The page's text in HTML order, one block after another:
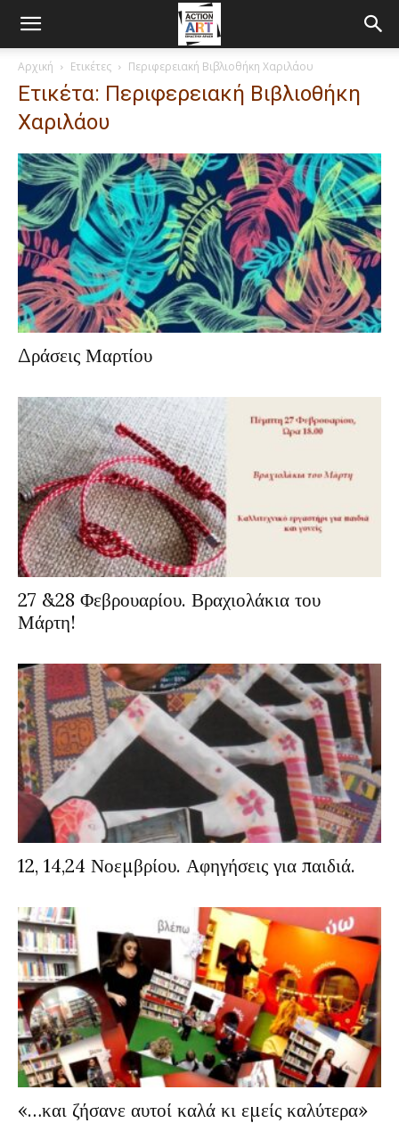
Αρχική Ετικέτες Περιφερειακή Βιβλιοθήκη Χαριλάου
Ετικέτα: Περιφερειακή Βιβλιοθήκη
Χαριλάου
Δράσεις Μαρτίου
27 &28 Φεβρουαρίου. Βραχιολάκια του
Μάρτη!
12, 14,24 Νοεμβρίου. Αφηγήσεις για παιδιά.
«…και ζήσανε αυτοί καλά κι εμείς καλύτερα»